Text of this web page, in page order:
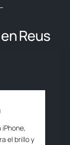
Reus
el brillo y